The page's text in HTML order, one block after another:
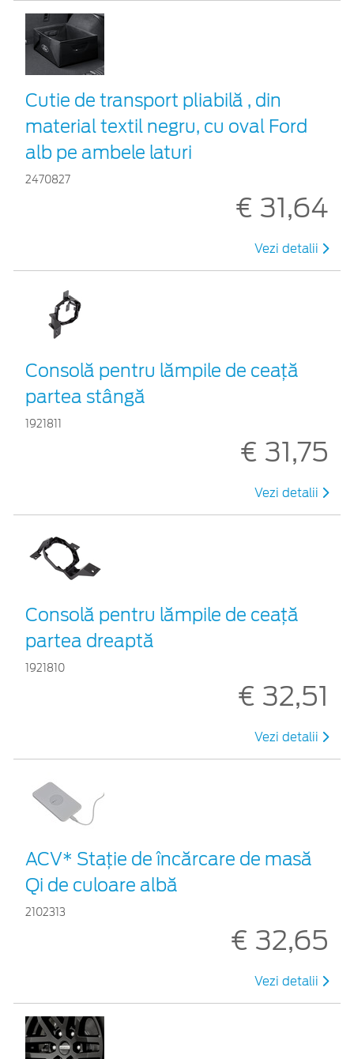
Cutie de transport pliabilă , din
material textil negru, cu oval Ford
alb pe ambele laturi
2470827
€ 31,64
Vezi detalii
Consolă pentru lămpile de ceață
partea stângă
1921811
€ 31,75
Vezi detalii
Consolă pentru lămpile de ceață
partea dreaptă
1921810
€ 32,51
Vezi detalii
ACV* Stație de încărcare de masă
Qi de culoare albă
2102313
€ 32,65
Vezi detalii